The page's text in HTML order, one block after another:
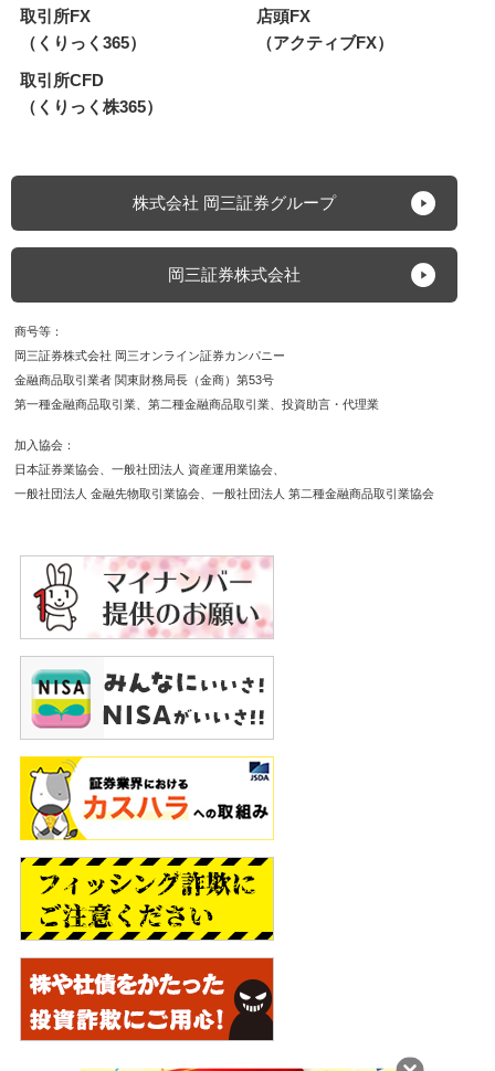
取引所FX
（くりっく365）
店頭FX
（アクティブFX）
取引所CFD
（くりっく株365）
株式会社 岡三証券グループ
岡三証券株式会社
商号等
岡三証券株式会社 岡三オンライン証券カンパニー
金融商品取引業者 関東財務局長（金商）第53号
第一種金融商品取引業
第二種金融商品取引業 投資助言・代理業
加入協会
日本証券業協会
一般社団法人 資産運用業協会
一般社団法人 金融先物取引業協会
一般社団法人 第二種金融商品取引業協会